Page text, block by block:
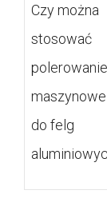
Czy można
stosować
polerowanie
maszynowe
do felg